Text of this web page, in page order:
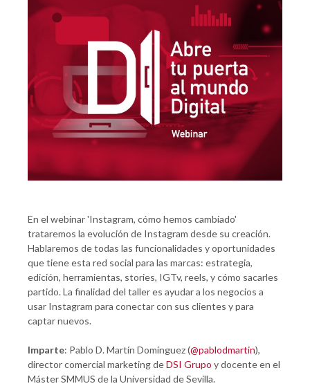
En el webinar 'Instagram, cómo hemos cambiado'
trataremos la evolución de Instagram desde su creación.
Hablaremos de todas las funcionalidades y oportunidades
que tiene esta red social para las marcas: estrategia,
edición, herramientas, stories, IGTv, reels, y cómo sacarles
partido. La finalidad del taller es ayudar a los negocios a
usar Instagram para conectar con sus clientes y para
captar nuevos.
Imparte: Pablo D. Martín Domínguez (@pablodmartin),
director comercial marketing deDSI Grupo y docente en el
Máster SMMUS de la Universidad de Sevilla.